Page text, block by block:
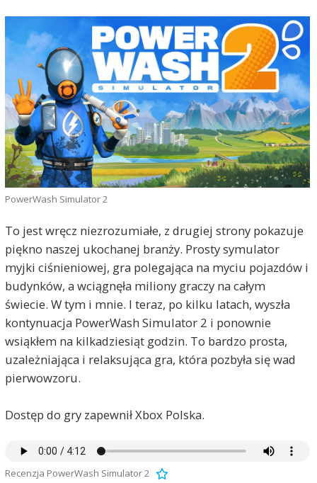
PowerWash Simulator 2
To jest wręcz niezrozumiałe, z drugiej strony pokazuje
piękno naszej ukochanej branży. Prosty symulator
myjki ciśnieniowej, gra polegająca na myciu pojazdów i
budynków, a wciągnęła miliony graczy na całym
świecie. W tym i mnie. I teraz, po kilku latach, wyszła
kontynuacja PowerWash Simulator 2 i ponownie
wsiąkłem na kilkadziesiąt godzin. To bardzo prosta,
uzależniająca i relaksująca gra, która pozbyła się wad
pierwowzoru.
Dostęp do gry zapewnił Xbox Polska.
Recenzja PowerWash Simulator 2